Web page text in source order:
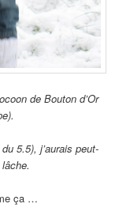
de Bouton d’Or
5.5), j’aurais peut-
ça …